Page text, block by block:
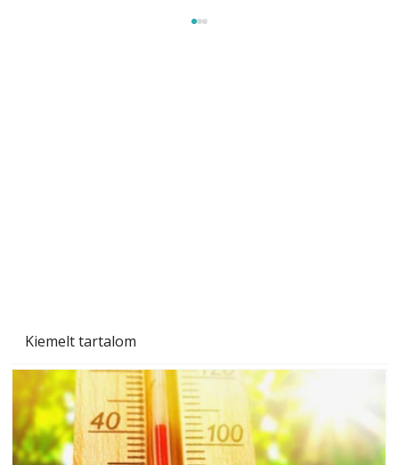
Kiemelt tartalom